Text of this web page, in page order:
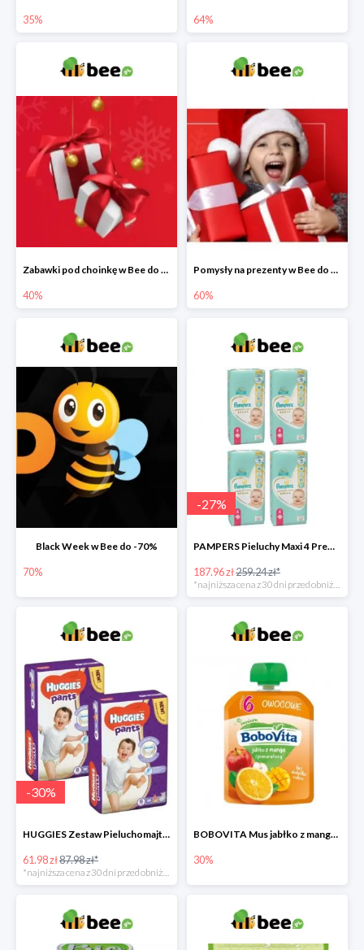
35% 64%
Zabawki pod choinkę w Bee do -40%
40%
Pomysły na prezenty w Bee do -60%
60%
Black Week w Bee do -70%
70%
-27%
PAMPERS Pieluchy Maxi 4 Premium Care (9-14 kg) Zestaw 4 x 52 szt. -27%
187.96 zł259.24 zł*
-30%
HUGGIES Zestaw Pieluchomajtki Jumbo 6 Uni ND High PANTS (15-25 kg) 2 x 30 szt. -30%
61.98 zł87.98 zł*
*najniższa cena z 30 dni przed obniżką
BOBOVITA Mus jabłko z mango i pomarańczą
30%